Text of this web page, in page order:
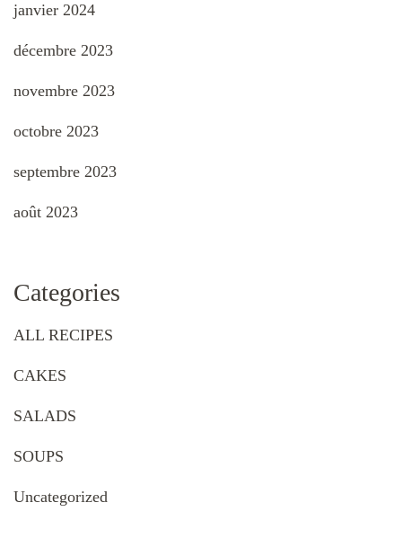
janvier 2024
décembre 2023
novembre 2023
octobre 2023
septembre 2023
août 2023
Categories
ALL RECIPES
CAKES
SALADS
SOUPS
Uncategorized